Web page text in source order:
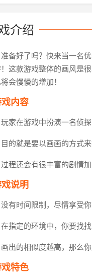
介绍
准备好了吗？快来当一名优
这款游戏整体的画风是
会慢慢的增加！
内容
玩家在游戏中扮演一名侦探
目的就是要以画画的方式来
过程还会有很丰富的剧情
说明
没有时间限制，尽情享受你
在指定的环境中，你要找
画出的相似度越高，那么
特色